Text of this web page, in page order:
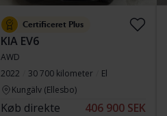
Certificeret Plus
KIA EV6
AWD
2022
30 700 kilometer
El
Kungälv (Ellesbo)
Køb direkte 406 900 SEK